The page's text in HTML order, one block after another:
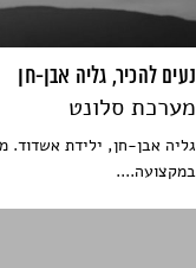
נעים להכיר, גליה אבן-חן
מערכת סלונט
גליה אבן-חן, ילידת אשדוד.
במקצועה....